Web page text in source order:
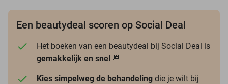
Een beautydeal scoren op Social Deal
Het boeken van een beautydeal bij Social Deal is
gemakkelijk en snel 📆
Kies simpelweg de behandeling die je wilt bij